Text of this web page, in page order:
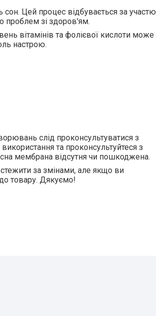
сон. Цей процес відбувається за участю
проблем зі здоров'ям.
вітамінів та фолієвої кислоти може
настрою.
слід проконсультуватися з
та проконсультуйтеся з
мембрана відсутня чи пошкоджена.
за змінами, але якщо ви
товару. Дякуємо!